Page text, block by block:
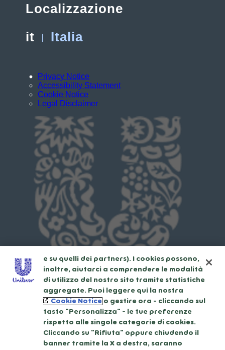
Localizzazione
it Italia
Privacy Notice
Accessibility Statement
Cookie Notice
Legal Disclaimer
Usiamo cookies e tecnologie simili – anche
di terze parti – per migliorare la tua
esperienza online sul nostro sito,
beneficiare di alcune opportunità (come
salvare la tua "shopping basket" online) e –
previo consenso – fornire funzionalità di
social media (Facebook, Instagram, etc.) e
personalizzare i contenuti e gli annunci che
vedi in base ai tuoi interessi (sul nostro sito
e su quelli dei partners). I cookies possono,
inoltre, aiutarci a comprendere le modalità
di utilizzo del nostro sito tramite statistiche
aggregate. Puoi leggere qui la nostra
Cookie Notice o gestire ora - cliccando sul
tasto "Personalizza" - le tue preferenze
rispetto alle singole categorie di cookies.
Cliccando su "Rifiuta" oppure chiudendo il
banner tramite la X a destra, saranno